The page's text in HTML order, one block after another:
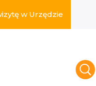
w Urzędzie